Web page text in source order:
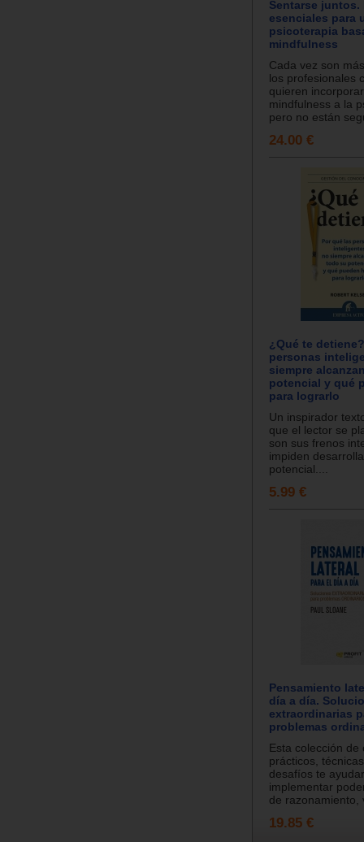
Sentarse juntos.
esenciales para
psicoterapia
mindfulness
Cada vez son
los profesionales
quieren
mindfulness a la
pero no están
24.00 €
¿Qué te
personas
siempre
potencial y qué
para lograrlo
Un inspirador
que el lector se
son sus frenos
impiden
potencial....
5.99 €
Pensamiento
día a día.
extraordinarias
problemas
Esta colección de
prácticos,
desafíos te
implementar
de razonamiento,
19.85 €